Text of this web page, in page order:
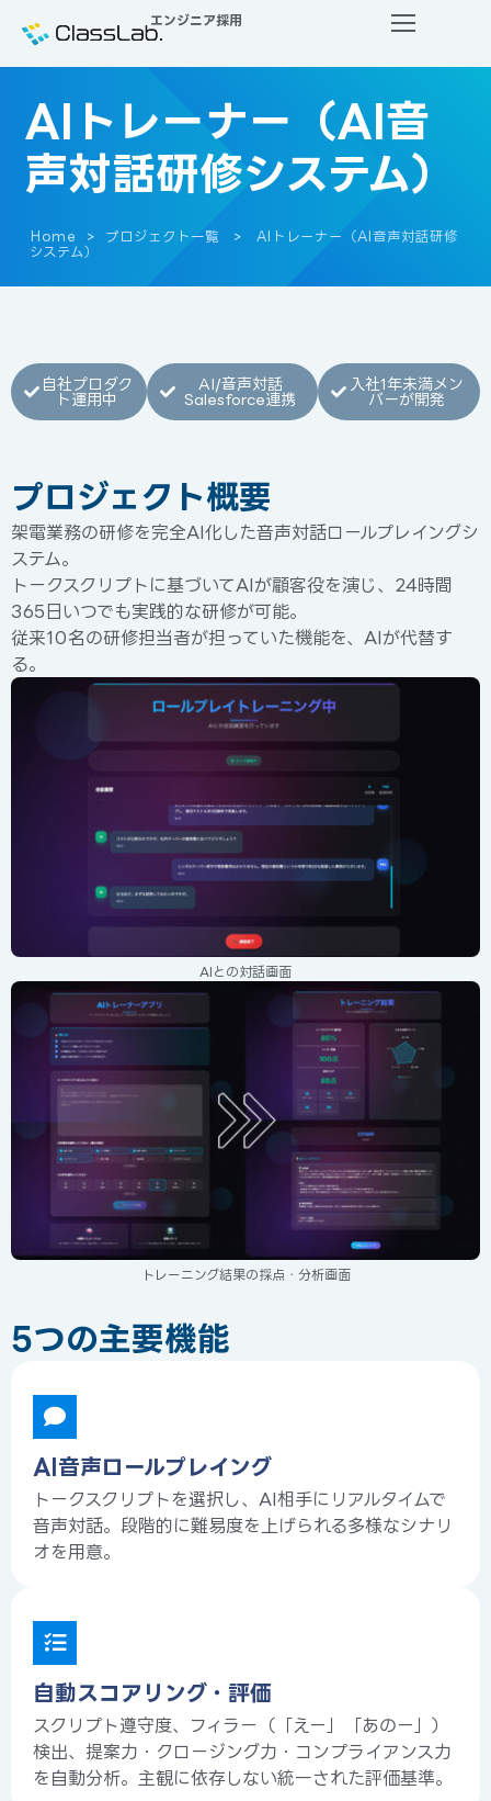
エンジニア採用
AIトレーナー（AI音
声対話研修システム）
Home プロジェクト一覧
AIトレーナー（AI音声対話研修
システム）
自社プロダク
ト運用中
AI/音声対話
Salesforce連携
入社1年未満メン
バーが開発
プロジェクト概要
架電業務の研修を完全AI化した音声対話ロールプレイングシ
ステム。
トークスクリプトに基づいてAIが顧客役を演じ、24時間
365日いつでも実践的な研修が可能。
従来10名の研修担当者が担っていた機能を、AIが代替す
る。
AIとの対話画面
トレーニング結果の採点・分析画面
5つの主要機能
AI音声ロールプレイング
トークスクリプトを選択し、AI相手にリアルタイムで
音声対話。段階的に難易度を上げられる多様なシナリ
オを用意。
自動スコアリング・評価
スクリプト遵守度、フィラー（「えー」「あのー」）
検出、提案力・クロージング力・コンプライアンス力
を自動分析。主観に依存しない統一された評価基準。